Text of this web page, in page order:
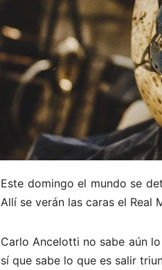
Este domingo el mundo se
Allí se verán las caras el Real
Carlo Ancelotti no sabe aún
sí que sabe lo que es salir